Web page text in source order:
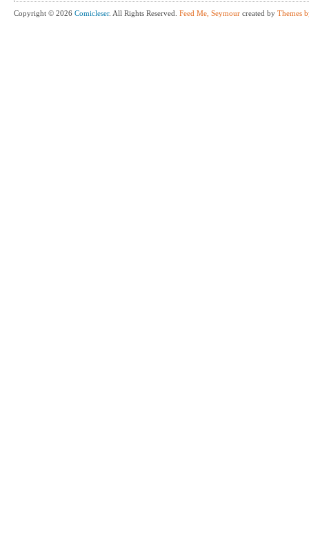
Copyright © 2026 Comicleser. All Rights Reserved. Feed Me, Seymour created by Themes